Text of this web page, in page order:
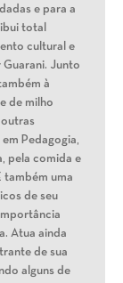
e para a
total
cultural e
Junto
à
de milho
Pedagogia,
pela comida e
também uma
de seu
Atua ainda
de sua
alguns de